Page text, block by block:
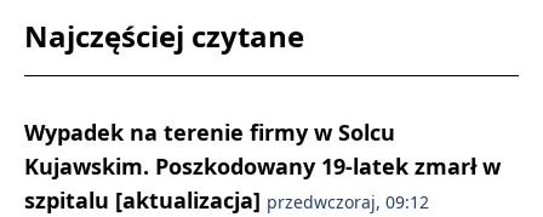
Najczęściej czytane
Wypadek na terenie firmy w Solcu
Kujawskim. Poszkodowany 19-latek zmarł w
szpitalu [aktualizacja] przedwczoraj, 09:12